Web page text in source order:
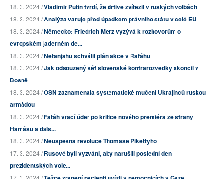
18. 3. 2024 /Vladimir Putin tvrdí, že drtivě zvítězil v ruských volbách
18. 3. 2024 /Analýza varuje před úpadkem právního státu v celé EU
18. 3. 2024 /Německo: Friedrich Merz vyzývá k rozhovorům o
evropském jaderném de...
18. 3. 2024 /Netanjahu schválil plán akce v Rafáhu
18. 3. 2024 /Jak odsouzený šéf slovenské kontrarozvědky skončil v
Bosně
18. 3. 2024 /OSN zaznamenala systematické mučení Ukrajinců ruskou
armádou
18. 3. 2024 /Fatáh vrací úder po kritice nového premiéra ze strany
Hamásu a dalš...
18. 3. 2024 /Neúspěšná revoluce Thomase Pikettyho
17. 3. 2024 /Rusové byli vyzváni, aby narušili poslední den
prezidentských vole...